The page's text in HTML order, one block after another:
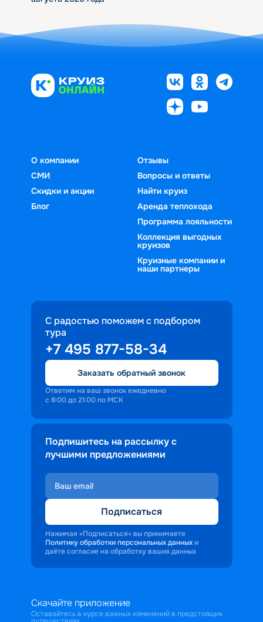
О компании
СМИ
Скидки и акции
Блог
Отзывы
Вопросы и ответы
Найти круиз
Аренда теплохода
Программа лояльности
Коллекция выгодных
круизов
Круизные компании и
наши партнеры
С радостью поможем с подбором
тура
+7 495 877-58-34
Заказать обратный звонок
Ответим на ваш звонок ежедневно
с 8:00 до 21:00 по МСК
Подпишитесь на рассылку с
лучшими предложениями
Подписаться
Нажимая «Подписаться» вы принимаете
Политику обработки персональных данных и
даёте согласие на обработку ваших данных
Скачайте приложение
Оставайтесь в курсе важных изменений в предстоящих